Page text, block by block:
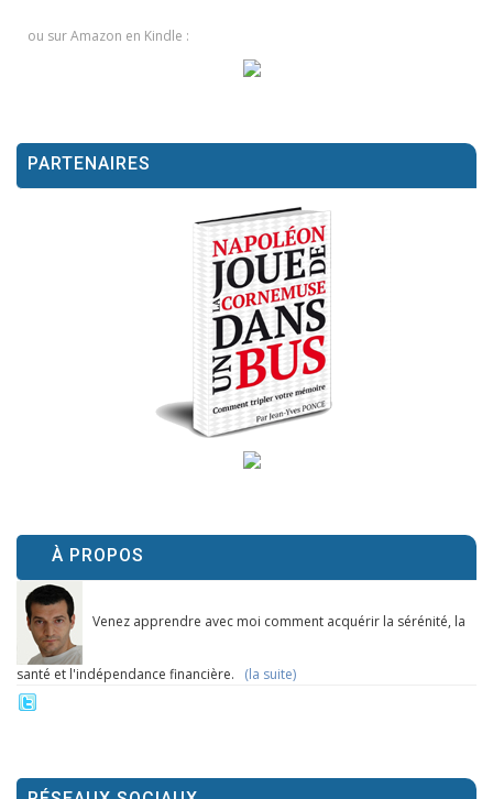
ou sur Amazon en Kindle :
PARTENAIRES
À PROPOS
Venez apprendre avec moi comment acquérir la sérénité, la
santé et l'indépendance financière. (la suite)